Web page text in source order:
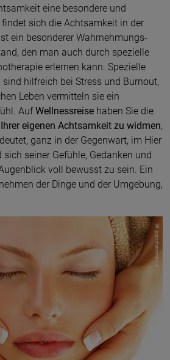
eine besondere und
sich die Achtsamkeit in der
ein besonderer Wahrnehmungs-
den man auch durch spezielle
erlernen kann. Spezielle
hilfreich bei Stress und Burnout,
Leben vermitteln sie ein
AufWellnessreise haben Sie die
eigenen Achtsamkeit zu widmen,
ganz in der Gegenwart, im Hier
seiner Gefühle, Gedanken und
voll bewusst zu sein. Ein
der Dinge und der Umgebung,
© panthermedia